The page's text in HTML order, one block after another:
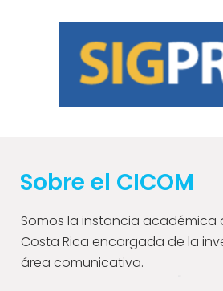
Sobre el CICOM
Somos la instancia académica
Costa Rica encargada de la
área comunicativa.